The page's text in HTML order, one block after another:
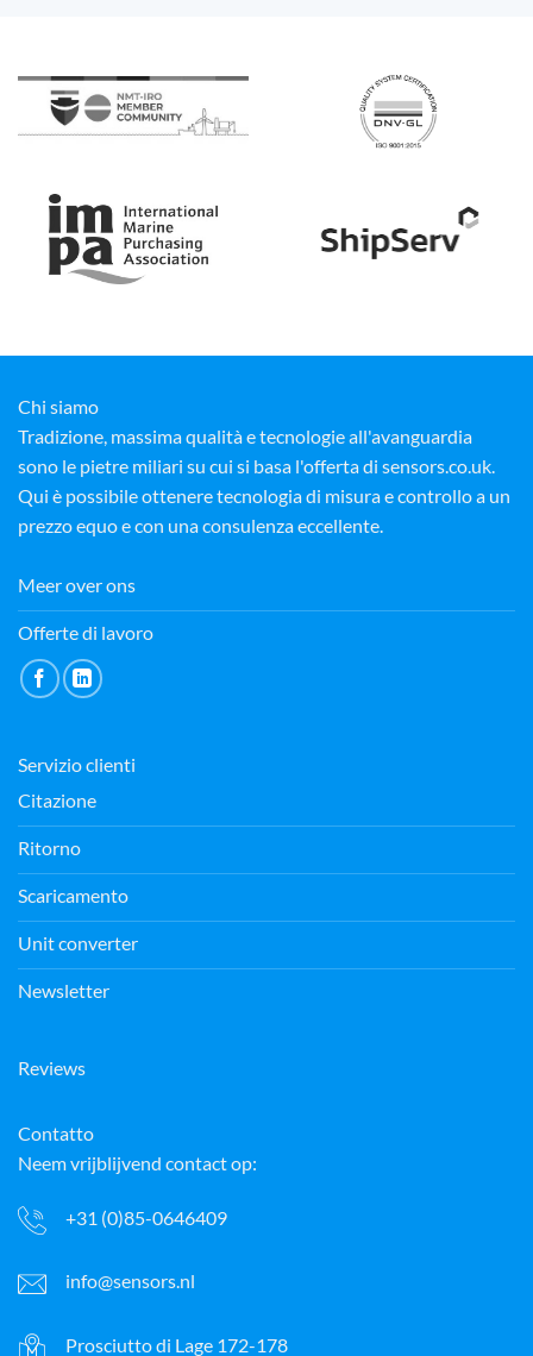
Chi siamo
Tradizione, massima qualità e tecnologie all'avanguardia
sono le pietre miliari su cui si basa l'offerta di sensors.co.uk.
Qui è possibile ottenere tecnologia di misura e controllo a un
prezzo equo e con una consulenza eccellente.
Meer over ons
Offerte di lavoro
Servizio clienti
Citazione
Ritorno
Scaricamento
Unit converter
Newsletter
Reviews
Contatto
Neem vrijblijvend contact op:
+31 (0)85-0646409
info@sensors.nl
Prosciutto di Lage 172-178